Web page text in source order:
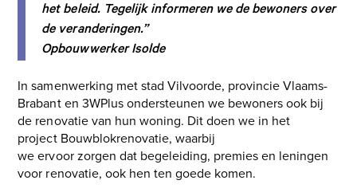
het beleid. Tegelijk informeren we de bewoners over
de veranderingen.”
Opbouwwerker Isolde
In samenwerking met stad Vilvoorde, provincie Vlaams-
Brabant en 3WPlus ondersteunen we bewoners ook bij
de renovatie van hun woning. Dit doen we in het
project Bouwblokrenovatie, waarbij
we ervoor zorgen dat begeleiding, premies en leningen
voor renovatie, ook hen ten goede komen.